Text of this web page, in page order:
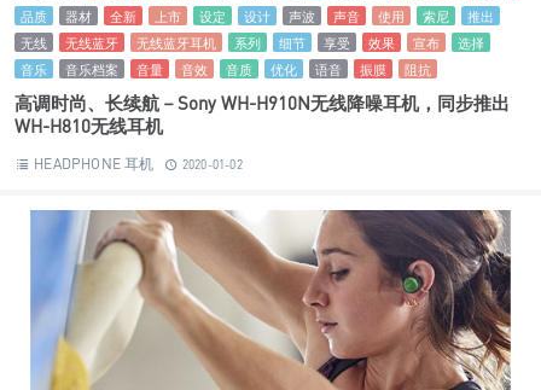
品质
器材 全新 上市 设定 设计 声波 声音 使用 索尼
推出
无线
无线蓝牙 无线蓝牙耳机 系列 细节 享受 效果 宣布
选择
音乐
音乐档案 音量 音效 音质 优化 语音 振膜 阻抗
高调时尚、长续航－Sony WH-H910N无线降噪耳机，同步推出
WH-H810无线耳机
HEADPHONE 耳机 2020-01-02